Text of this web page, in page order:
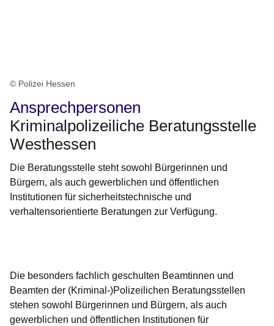
© Polizei Hessen
Ansprechpersonen
Kriminalpolizeiliche Beratungsstelle
Westhessen
Die Beratungsstelle steht sowohl Bürgerinnen und
Bürgern, als auch gewerblichen und öffentlichen
Institutionen für sicherheitstechnische und
verhaltensorientierte Beratungen zur Verfügung.
Die besonders fachlich geschulten Beamtinnen und
Beamten der (Kriminal-)Polizeilichen Beratungsstellen
stehen sowohl Bürgerinnen und Bürgern, als auch
gewerblichen und öffentlichen Institutionen für